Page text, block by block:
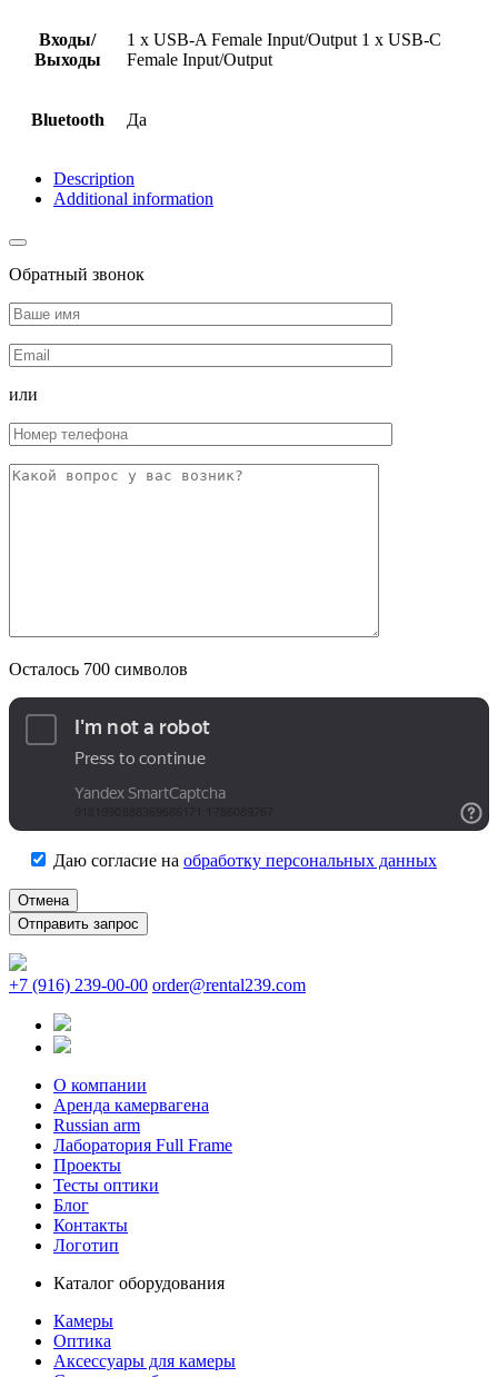
Входы/
Выходы
1 x USB-A Female Input/Output 1 x USB-C
Female Input/Output
Bluetooth Да
Description
Additional information
Обратный звонок
или
Осталось 700 символов
Даю согласие на обработку персональных данных
Отмена
+7 (916) 239-00-00 order@rental239.com
О компании
Аренда камервагена
Russian arm
Лаборатория Full Frame
Проекты
Тесты оптики
Блог
Контакты
Логотип
Каталог оборудования
Камеры
Оптика
Аксессуары для камеры